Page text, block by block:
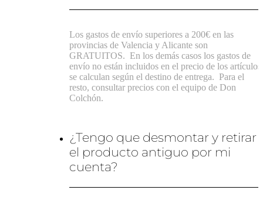
Los gastos de envío superiores a 200€ en las
provincias de Valencia y Alicante son
GRATUITOS.En los demás casos los gastos de
envío no están incluidos en el precio de los
se calculan según el destino de entrega.Para el
resto, consultar precios con el equipo de Don
Colchón.
¿Tengo que desmontar y retirar
el producto antiguo por mi
cuenta?